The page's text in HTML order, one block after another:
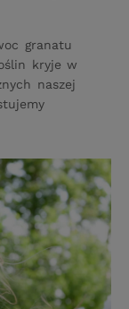
granatu
kryje w
naszej